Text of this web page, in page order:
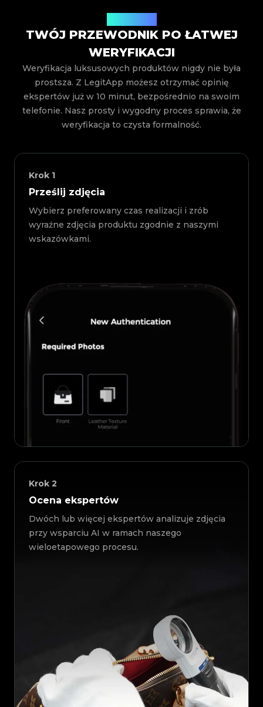
TWÓJ PRZEWODNIK PO ŁATWEJ
WERYFIKACJI
Weryfikacja luksusowych produktów nigdy nie była
prostsza. Z LegitApp możesz otrzymać opinię
ekspertów już w 10 minut, bezpośrednio na swoim
telefonie. Nasz prosty i wygodny proces sprawia, że
weryfikacja to czysta formalność.
Krok 1
Prześlij zdjęcia
Wybierz preferowany czas realizacji i zrób
wyraźne zdjęcia produktu zgodnie z naszymi
wskazówkami.
Krok 2
Ocena ekspertów
Dwóch lub więcej ekspertów analizuje zdjęcia
przy wsparciu AI w ramach naszego
wieloetapowego procesu.